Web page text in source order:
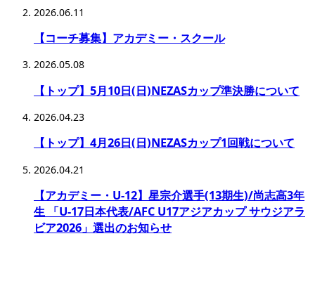
2026.06.11
【コーチ募集】アカデミー・スクール
2026.05.08
【トップ】5月10日(日)NEZASカップ準決勝について
2026.04.23
【トップ】4月26日(日)NEZASカップ1回戦について
2026.04.21
【アカデミー・U-12】星宗介選手(13期生)/尚志高3年
生 「U-17日本代表/AFC U17アジアカップ サウジアラ
ビア2026」選出のお知らせ